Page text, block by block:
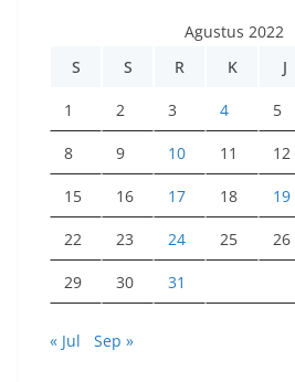
Agustus 2022
S
S R K J
1 2 3 4 5
8 9 10 11 12
15 16 17 18 19
22 23 24 25 26
29 30 31
« Jul Sep »